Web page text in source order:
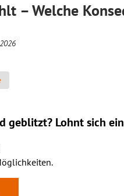
– Welche
geblitzt? Lohnt sich ein